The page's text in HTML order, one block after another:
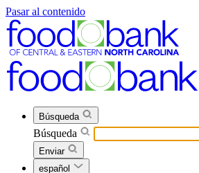
Pasar al contenido
Búsqueda
Búsqueda
Enviar
español